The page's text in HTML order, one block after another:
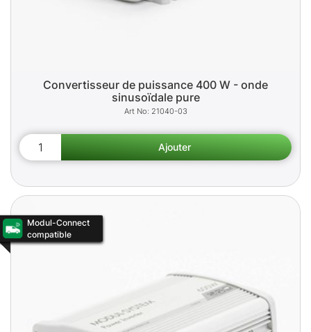
Convertisseur de puissance 400 W - onde
sinusoïdale pure
21040-03
Modul-Connect
compatible